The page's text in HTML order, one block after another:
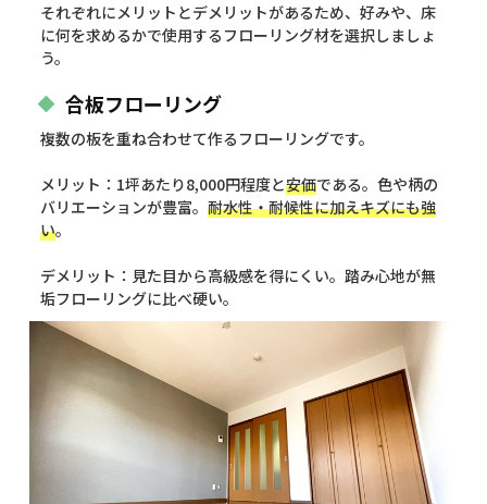
それぞれにメリットとデメリットがあるため、好みや、床
に何を求めるかで使用するフローリング材を選択しましょ
う。
合板フローリング
複数の板を重ね合わせて作るフローリングです。
メリット：1坪あたり8,000円程度と安価である。色や柄の
バリエーションが豊富。 耐水性・耐候性に加えキズにも強
い。
デメリット：見た目から高級感を得にくい。踏み心地が無
垢フローリングに比べ硬い。